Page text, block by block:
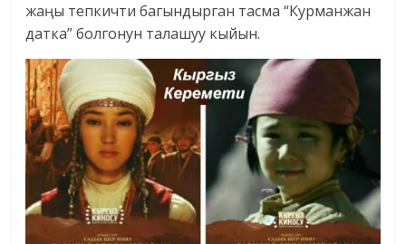
жаңы тепкичти багындырган тасма “Курманжан
датка” болгонун талашуу кыйын.